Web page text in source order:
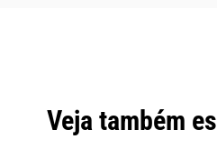
Veja também